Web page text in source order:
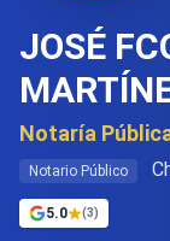
JOSÉ
Notaría
Notario Público
5.0 (3)